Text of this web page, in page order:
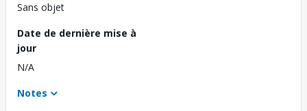
Sans objet
Date de dernière mise à
jour
N/A
Notes